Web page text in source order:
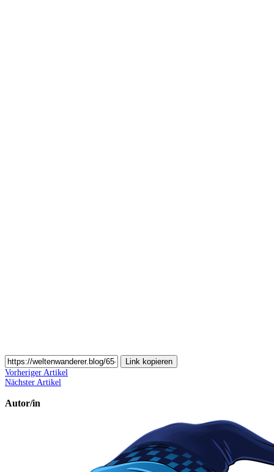
Link kopieren
Vorheriger Artikel
Nächster Artikel
Autor/in